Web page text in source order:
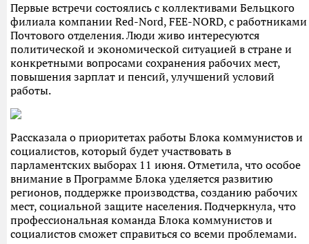
Первые встречи состоялись с коллективами Бельцкого
филиала компании Red-Nord, FEE-NORD, с работниками
Почтового отделения. Люди живо интересуются
политической и экономической ситуацией в стране и
конкретными вопросами сохранения рабочих мест,
повышения зарплат и пенсий, улучшений условий
работы.
Рассказала о приоритетах работы Блока коммунистов и
социалистов, который будет участвовать в
парламентских выборах 11 июня. Отметила, что особое
внимание в Программе Блока уделяется развитию
регионов, поддержке производства, созданию рабочих
мест, социальной защите населения. Подчеркнула, что
профессиональная команда Блока коммунистов и
социалистов сможет справиться со всеми проблемами.